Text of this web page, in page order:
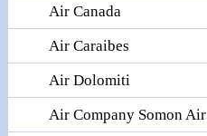
Air Canada
Air Caraibes
Air Dolomiti
Air Company Somon Air